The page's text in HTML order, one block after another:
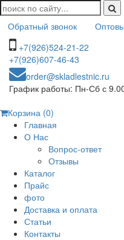
Обратный звонок
+7(926)524-21-22
+7(926)607-46-43
order@skladlestnic.ru
График работы: Пн-Сб с
Корзина (0)
Главная
О Нас
Вопрос-ответ
Отзывы
Каталог
Прайс
фото
Доставка и оплата
Статьи
Контакты